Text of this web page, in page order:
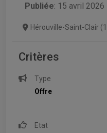
Publiée: 15 avril 2026
Hérouville-Saint-Clair
Critères
Type
Offre
Etat